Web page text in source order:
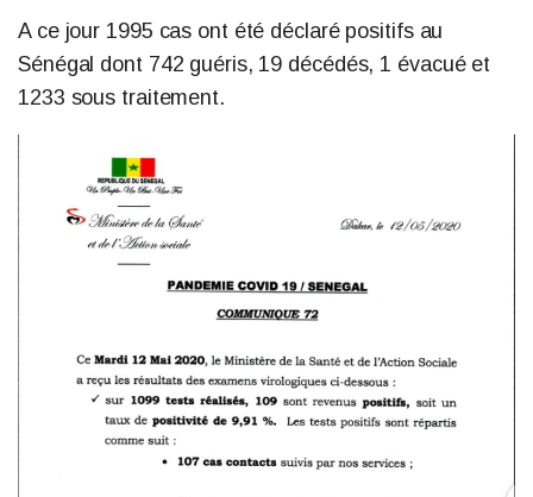
A ce jour 1995 cas ont été déclaré positifs au
Sénégal dont 742 guéris, 19 décédés, 1 évacué et
1233 sous traitement.